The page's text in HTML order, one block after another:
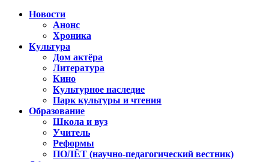
Новости
Анонс
Хроника
Культура
Дом актёра
Литература
Кино
Культурное наследие
Парк культуры и чтения
Образование
Школа и вуз
Учитель
Реформы
ПОЛЁТ (научно-педагогический вестник)